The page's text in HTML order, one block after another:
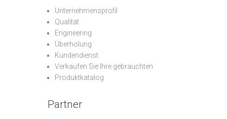
Unternehmensprofil
Qualität
Engineering
Überholung
Kundendienst
Verkaufen Sie Ihre gebrauchten
Produktkatalog
Partner